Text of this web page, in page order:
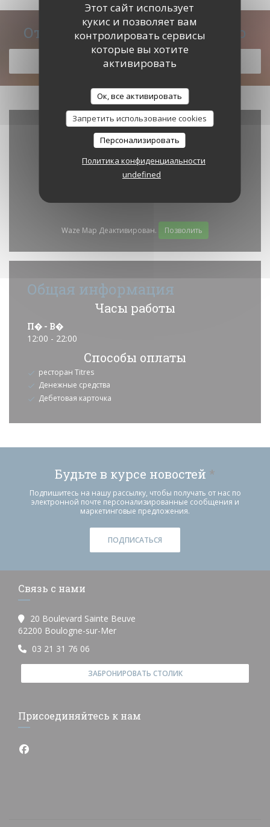
Этот сайт использует
кукис и позволяет вам
контролировать сервисы
которые вы хотите
активировать
Ок, все активировать
Запретить использование cookies
Персонализировать
Политика конфиденциальности
undefined
Откройте для себя наше меню
ОТКРОЙТЕ ДЛЯ СЕБЯ НАШЕ МЕНЮ
Waze Map Деактивирован. Позволить
Общая информация
Часы работы
П� - В�
12:00 - 22:00
Способы оплаты
ресторан Titres
Денежные средства
Дебетовая карточка
Будьте в курсе новостей *
Подпишитесь на нашу рассылку, чтобы получать от нас по
электронной почте персонализированные сообщения и
маркетинговые предложения.
ПОДПИСАТЬСЯ
Связь с нами
20 Boulevard Sainte Beuve
62200 Boulogne-sur-Mer((открывается в новом окне))
03 21 31 76 06
ЗАБРОНИРОВАТЬ СТОЛИК
Присоединяйтесь к нам
Facebook ((открывается в новом окне))